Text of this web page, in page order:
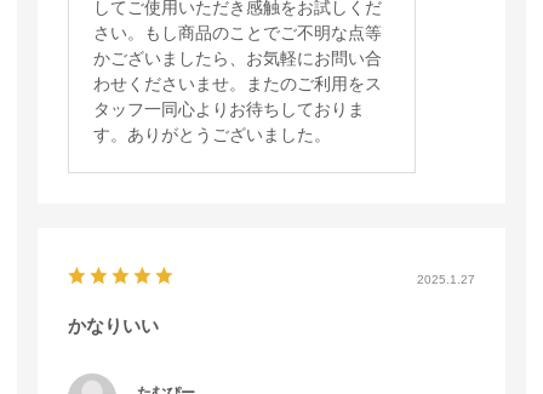
してご使用いただき感触をお試しくだ
さい。もし商品のことでご不明な点等
かございましたら、お気軽にお問い合
わせくださいませ。またのご利用をス
タッフ一同心よりお待ちしておりま
す。ありがとうございました。
2025.1.27
かなりいい